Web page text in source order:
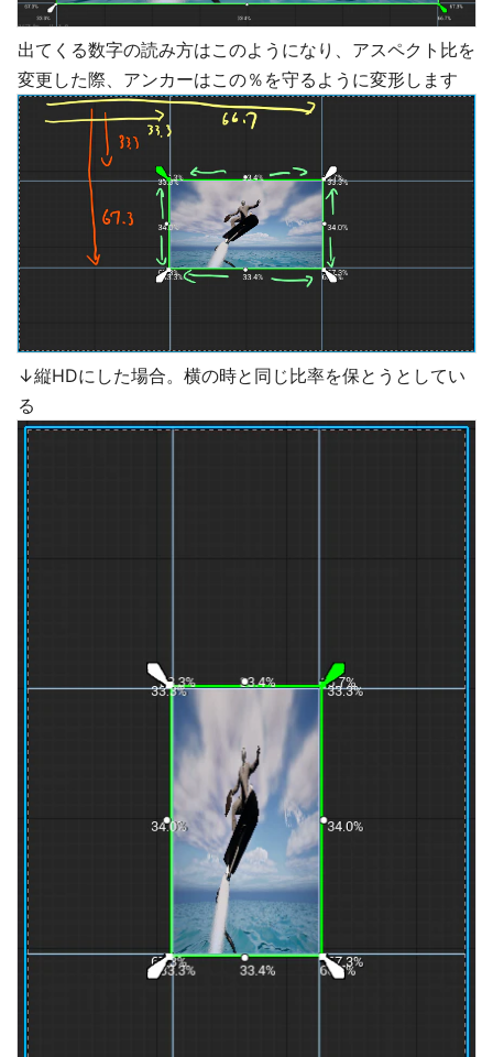
出てくる数字の読み方はこのようになり、アスペクト比を
変更した際、アンカーはこの％を守るように変形します
↓縦HDにした場合。横の時と同じ比率を保とうとしてい
る